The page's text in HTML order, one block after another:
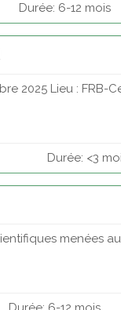
Durée: 6-12 mois
2025 Lieu : FRB-
Durée: <3
menées